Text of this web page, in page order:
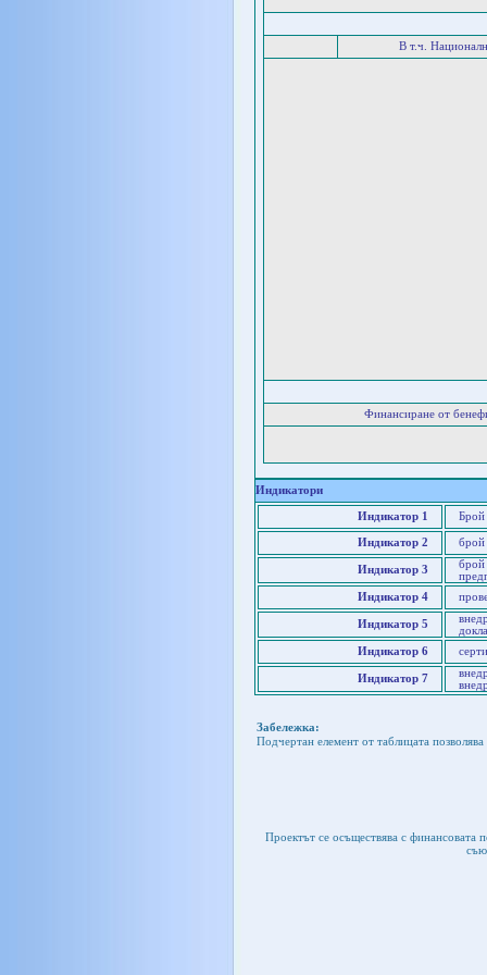
В т.ч.
Финансиране от
Индикатори
Индикатор 1 Брой
Индикатор 2 брой
Индикатор 3
брой
Индикатор 4
Индикатор 5
Индикатор 6
Индикатор 7
Забележка:
Подчертан елемент от таблицата
Проектът се осъществява с финансовата